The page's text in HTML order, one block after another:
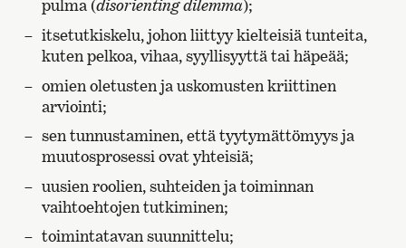
pulma (disorienting dilemma);
itsetutkiskelu, johon liittyy kielteisiä tunteita,
kuten pelkoa, vihaa, syyllisyyttä tai häpeää;
omien oletusten ja uskomusten kriittinen
arviointi;
sen tunnustaminen, että tyytymättömyys ja
muutosprosessi ovat yhteisiä;
uusien roolien, suhteiden ja toiminnan
vaihtoehtojen tutkiminen;
toimintatavan suunnittelu;